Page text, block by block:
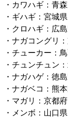
・カワハギ：青
・ギハギ：宮城県
・クロハギ：広
・ナガコングリ
・チューカー：
・チュンチュン
・ナガハゲ：徳
・ナガベコ：熊
・マガリ：京都府
・メンボ：山口